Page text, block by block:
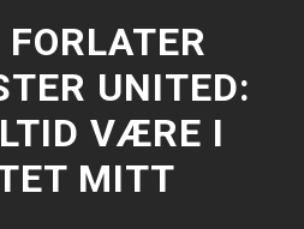
FORLATER
UNITED:
VÆRE I
MITT